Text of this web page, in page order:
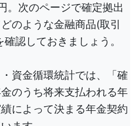
。次のページで確定拠出
のような金融商品(取引
認しておきましょう。
資金循環統計では、「確
のうち将来支払われる年
によって決まる年金契約